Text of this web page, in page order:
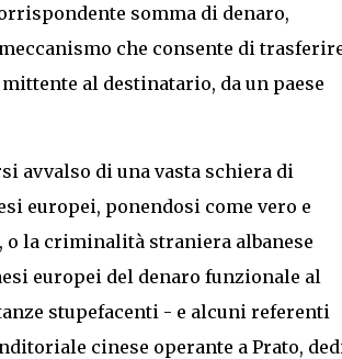
somma di denaro,
che consente di
al destinatario, da un paese
avvalso di una vasta schiera di
europei, ponendosi come vero e
la criminalità straniera albanese
europei del denaro funzionale al
stupefacenti - e alcuni referenti
cinese operante a Prato,